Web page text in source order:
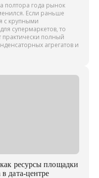
полтора года рынок
Если раньше
с крупными
супермаркетов, то
практически полный
агрегатов и
ресурсы площадки
дата-центре